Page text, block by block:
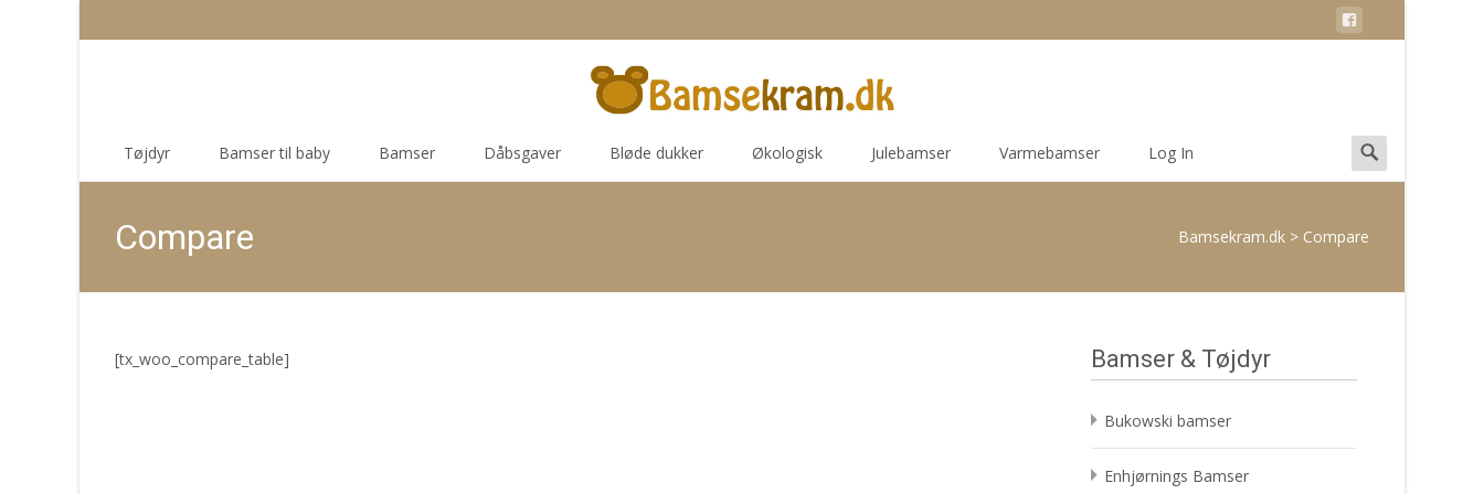
Tøjdyr Bamser til baby Bamser Dåbsgaver Bløde dukker Økologisk Julebamser Varmebamser Log In
Search
for:
Compare Bamsekram.dk > Compare
[tx_woo_compare_table] Bamser & Tøjdyr
Bukowski bamser
Enhjørnings Bamser